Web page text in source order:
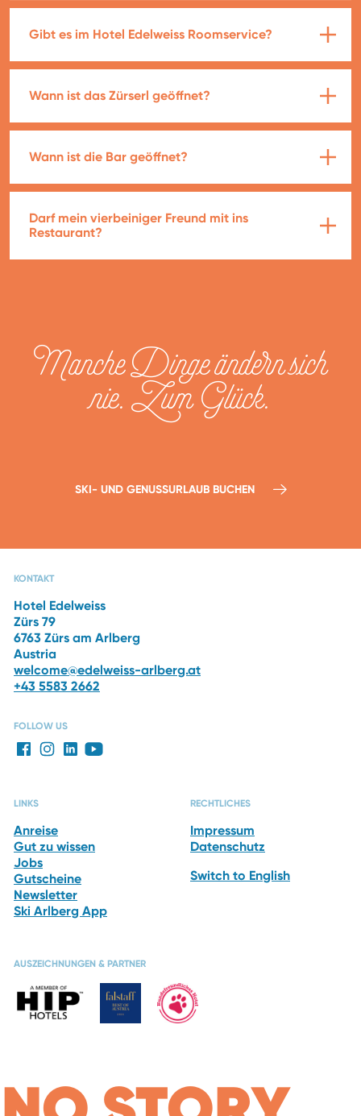
Gibt es im Hotel Edelweiss Roomservice?
Wann ist das Zürserl geöffnet?
Wann ist die Bar geöffnet?
Darf mein vierbeiniger Freund mit ins
Restaurant?
Manche Dinge ändern sich
nie. Zum Glück.
SKI- UND GENUSSURLAUB BUCHEN
KONTAKT
Hotel Edelweiss
Zürs 79
6763 Zürs am Arlberg
Austria
welcome@edelweiss-arlberg.at
+43 5583 2662
FOLLOW US
LINKS
Anreise
Gut zu wissen
Jobs
Gutscheine
Newsletter
Ski Arlberg App
RECHTLICHES
Impressum
Datenschutz
Switch to English
AUSZEICHNUNGEN & PARTNER